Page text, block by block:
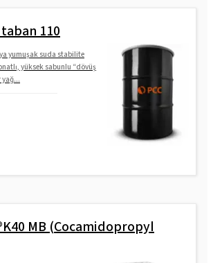
110
yumuşak suda stabilite
yüksek sabunlu “dövüş
MB (Cocamidopropyl